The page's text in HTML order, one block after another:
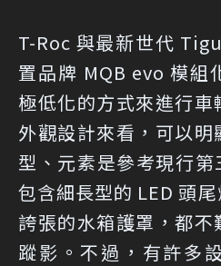
T-Roc 與最新世代
置品牌 MQB evo 模組
極低化的方式來進行
外觀設計來看，可以
型、元素是參考現行
包含細長型的 LED 頭
誇張的水箱護罩，都
蹤影。不過，有許多